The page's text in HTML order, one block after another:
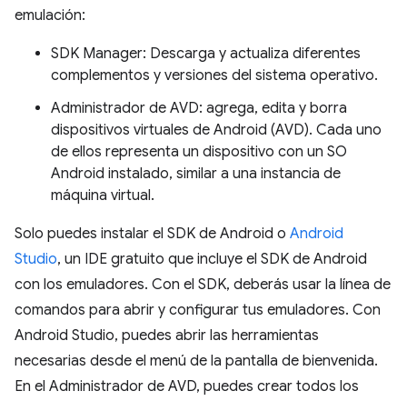
emulación:
SDK Manager: Descarga y actualiza diferentes
complementos y versiones del sistema operativo.
Administrador de AVD: agrega, edita y borra
dispositivos virtuales de Android (AVD). Cada uno
de ellos representa un dispositivo con un SO
Android instalado, similar a una instancia de
máquina virtual.
Solo puedes instalar el SDK de Android o Android
Studio, un IDE gratuito que incluye el SDK de Android
con los emuladores. Con el SDK, deberás usar la línea de
comandos para abrir y configurar tus emuladores. Con
Android Studio, puedes abrir las herramientas
necesarias desde el menú de la pantalla de bienvenida.
En el Administrador de AVD, puedes crear todos los